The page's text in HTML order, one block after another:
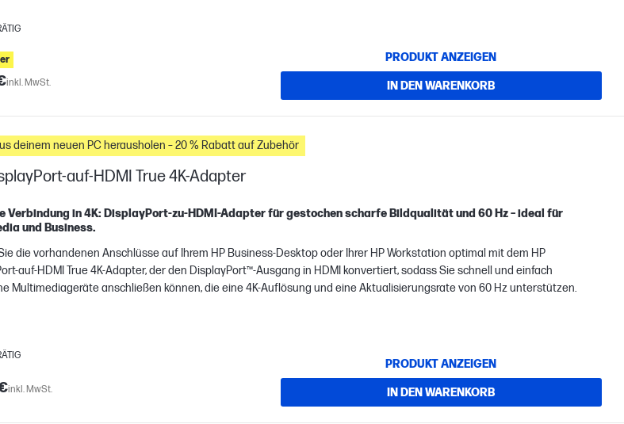
inkl. MwSt.
PRODUKT ANZEIGEN
IN DEN WARENKORB
deinem neuen PC herausholen – 20 % Rabatt auf Zubehör
auf-HDMI True 4K-Adapter
Verbindung in 4K: DisplayPort-zu-HDMI-Adapter für gestochen scharfe Bildqualität und 60 Hz – ideal für
und Business.
die vorhandenen Anschlüsse auf Ihrem HP Business-Desktop oder Ihrer HP Workstation optimal mit dem HP
auf-HDMI True 4K-Adapter, der den DisplayPort™-Ausgang in HDMI konvertiert, sodass Sie schnell und einfach
Multimediageräte anschließen können, die eine 4K-Auflösung und eine Aktualisierungsrate von 60 Hz unterstützen.
inkl. MwSt.
PRODUKT ANZEIGEN
IN DEN WARENKORB